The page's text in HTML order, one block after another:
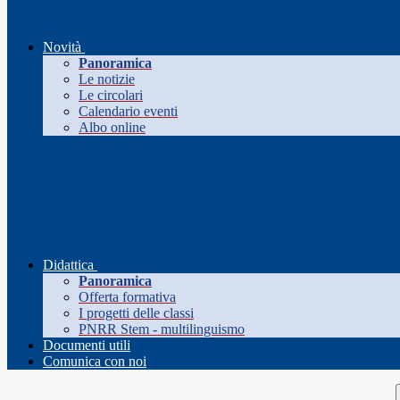
Novità
Panoramica
Le notizie
Le circolari
Calendario eventi
Albo online
Didattica
Panoramica
Offerta formativa
I progetti delle classi
PNRR Stem - multilinguismo
Documenti utili
Comunica con noi